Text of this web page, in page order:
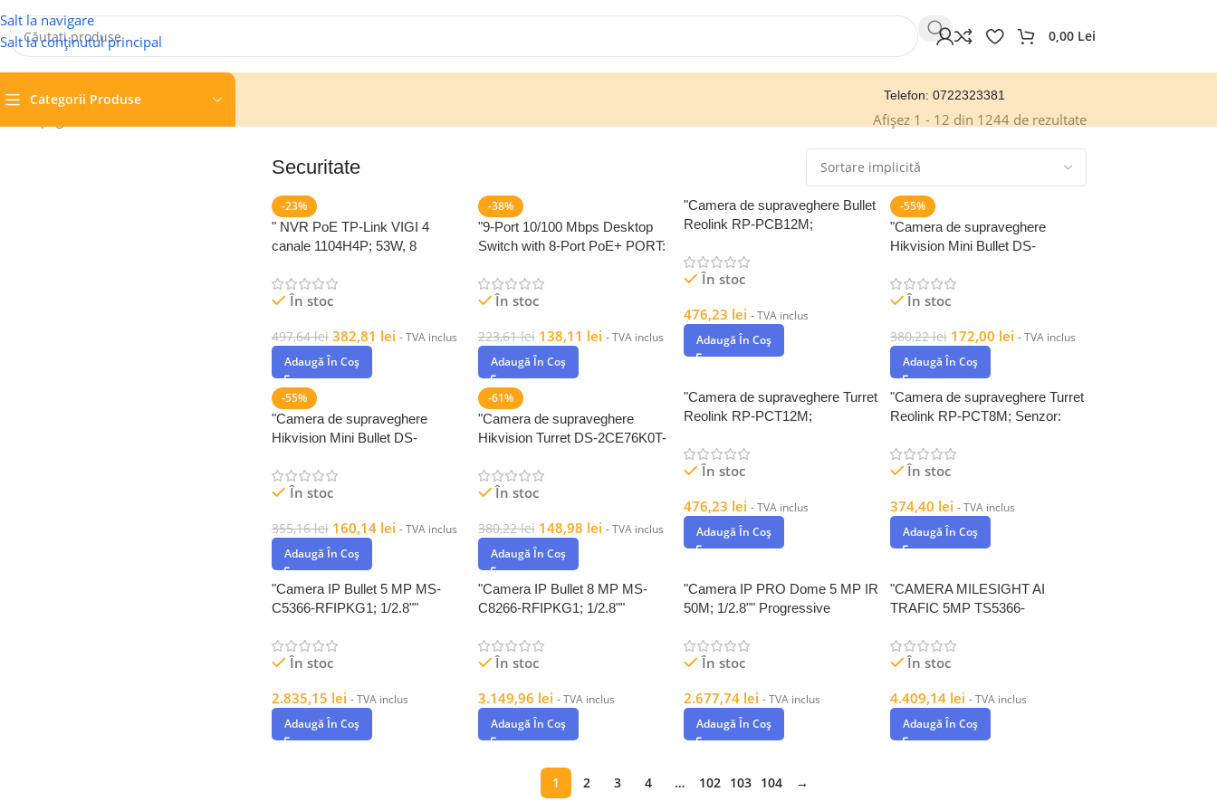
Salt la navigare
Salt la conținutul principal
0,00 Lei
Categorii Produse Telefon: 0722323381
Afișez 1 - 12 din 1244 de rezultate
Securitate
-23%
" NVR PoE TP-Link VIGI 4
canale 1104H4P; 53W, 8
În stoc
497,64lei 382,81 lei - TVA inclus
Adaugă În Coș
-38%
"9-Port 10/100 Mbps Desktop
Switch with 8-Port PoE+ PORT:
În stoc
223,61lei 138,11 lei - TVA inclus
Adaugă În Coș
"Camera de supraveghere Bullet
Reolink RP-PCB12M;
Rezolutie
În stoc
476,23 lei - TVA inclus
Adaugă În Coș
-55%
"Camera de supraveghere
Hikvision Mini Bullet DS-
Smart Hybrid
În stoc
380,22lei 172,00 lei - TVA inclus
Adaugă În Coș
-55%
"Camera de supraveghere
Hikvision Mini Bullet DS-
Smart Hybrid
În stoc
355,16lei 160,14 lei - TVA inclus
Adaugă În Coș
-61%
"Camera de supraveghere
Hikvision Turret DS-2CE76K0T-
Hybrid Light
În stoc
380,22lei 148,98 lei - TVA inclus
Adaugă În Coș
"Camera de supraveghere Turret
Reolink RP-PCT12M;
Rezolutie
În stoc
476,23 lei - TVA inclus
Adaugă În Coș
"Camera de supraveghere Turret
Reolink RP-PCT8M; Senzor:
În stoc
374,40 lei - TVA inclus
Adaugă În Coș
"Camera IP Bullet 5 MP MS-
C5366-RFIPKG1; 1/2.8""
În stoc
2.835,15 lei - TVA inclus
Adaugă În Coș
"Camera IP Bullet 8 MP MS-
C8266-RFIPKG1; 1/2.8""
În stoc
3.149,96 lei - TVA inclus
Adaugă În Coș
"Camera IP PRO Dome 5 MP IR
50M; 1/2.8"" Progressive
În stoc
2.677,74 lei - TVA inclus
Adaugă În Coș
"CAMERA MILESIGHT AI
TRAFIC 5MP TS5366-
Scan
În stoc
4.409,14 lei - TVA inclus
Adaugă În Coș
1 2 3 4 … 102 103 104 →